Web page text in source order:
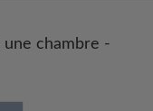
chambre -